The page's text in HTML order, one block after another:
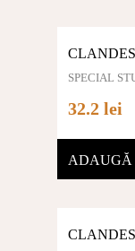
SPECIAL
32.2 lei
ADAUGĂ